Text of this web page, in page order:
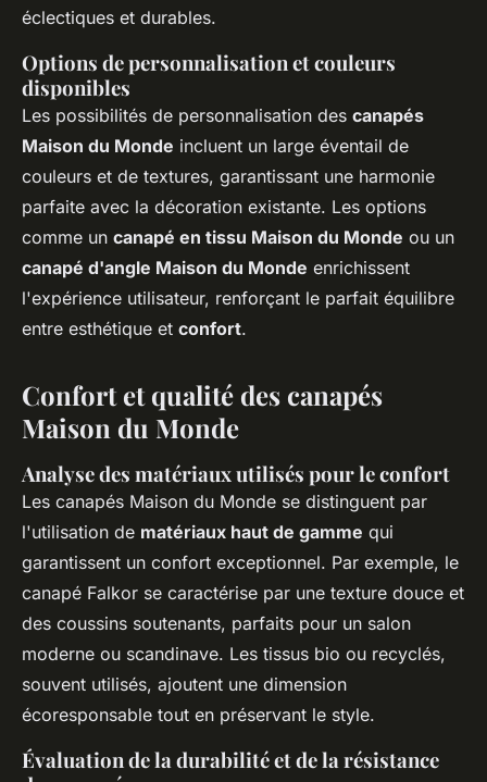
éclectiques et durables.
Options de personnalisation et couleurs
disponibles
Les possibilités de personnalisation des canapés
Maison du Monde incluent un large éventail de
couleurs et de textures, garantissant une harmonie
parfaite avec la décoration existante. Les options
comme un canapé en tissu Maison du Monde ou un
canapé d'angle Maison du Monde enrichissent
l'expérience utilisateur, renforçant le parfait équilibre
entre esthétique et confort.
Confort et qualité des canapés
Maison du Monde
Analyse des matériaux utilisés pour le confort
Les canapés Maison du Monde se distinguent par
l'utilisation de matériaux haut de gamme qui
garantissent un confort exceptionnel. Par exemple, le
canapé Falkor se caractérise par une texture douce et
des coussins soutenants, parfaits pour un salon
moderne ou scandinave. Les tissus bio ou recyclés,
souvent utilisés, ajoutent une dimension
écoresponsable tout en préservant le style.
Évaluation de la durabilité et de la résistance